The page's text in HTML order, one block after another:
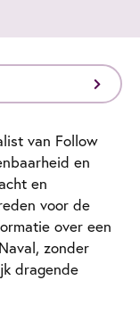
van Follow
en
en
voor de
over een
zonder
dragende